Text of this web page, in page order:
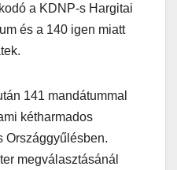
a KDNP-s Hargitai
és a 140 igen miatt
141 mandátummal
kétharmados
Országgyűlésben.
megválasztásánál